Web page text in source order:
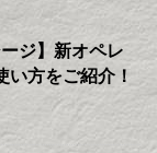
ジ】新オペレ
方をご紹介！